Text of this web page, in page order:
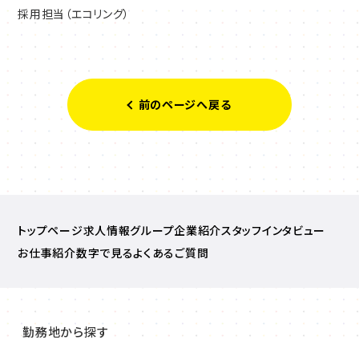
採用担当（エコリング）
前のページへ戻る
トップページ求人情報グループ企業紹介スタッフインタビュー
お仕事紹介数字で見るよくあるご質問
勤務地から探す